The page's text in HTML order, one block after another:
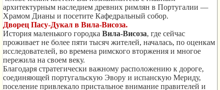
архитектурным наследием древних римлян в Португалии —
Храмом Дианы и посетите Кафедральный собор.
Дворец Пасу-Дукал в Вила-Висоза.
История маленького городка Вила-Висоза, где сейчас
проживает не более пяти тысяч жителей, началась, по оценкам
исследователей, во времена римского вторжения и многое
пережила на своем веку.
Благодаря стратегически важному расположению к дороге,
соединяющей португальскую Эвору и испанскую Мериду,
поселение привлекало пристальное внимание правителей и